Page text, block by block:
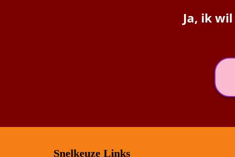
Ja, ik
Snelkeuze Links